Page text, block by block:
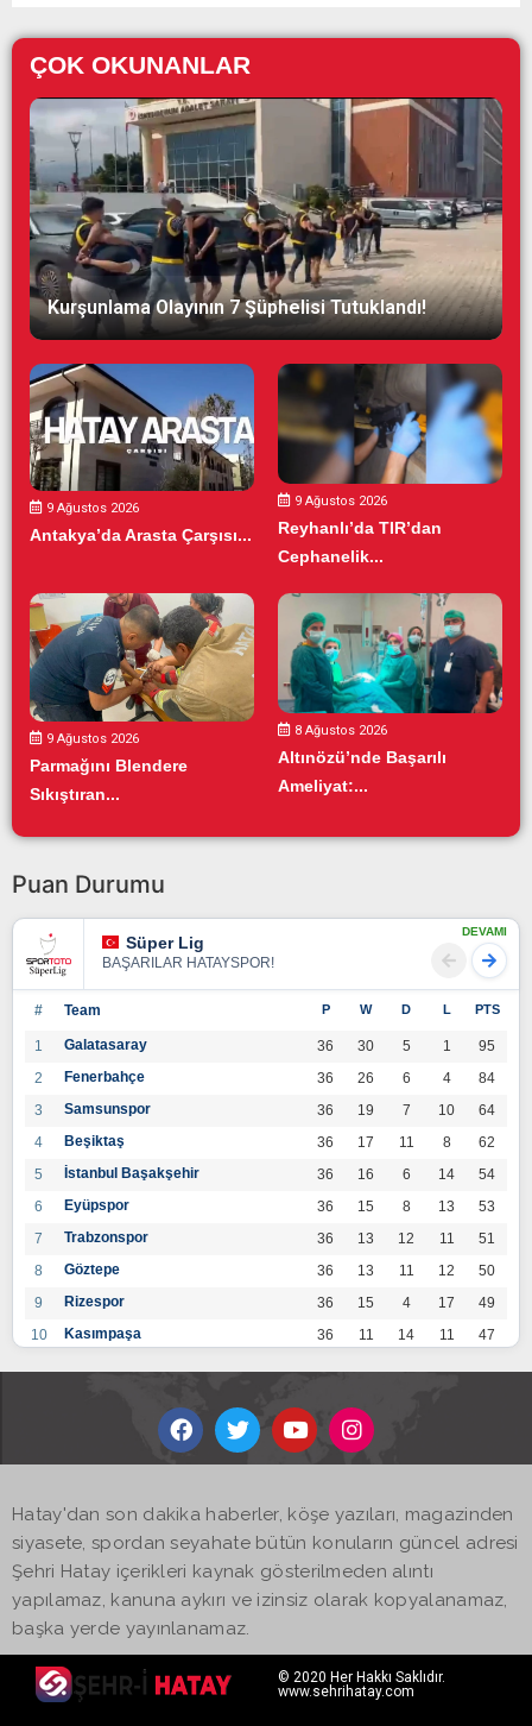
ÇOK OKUNANLAR
Kurşunlama Olayının 7 Şüphelisi Tutuklandı!
9 Ağustos 2026
Antakya’da Arasta Çarşısı...
9 Ağustos 2026
Reyhanlı’da TIR’dan
Cephanelik...
9 Ağustos 2026
Parmağını Blendere
Sıkıştıran...
8 Ağustos 2026
Altınözü’nde Başarılı
Ameliyat:...
Puan Durumu
Süper Lig
BAŞARILAR HATAYSPOR!
DEVAMI
# Team P W D L PTS
1 Galatasaray 36 30 5 1
95
2
Fenerbahçe 36 26 6 4
84
3
Samsunspor 36 19 7 10
64
4
Beşiktaş 36 17 11 8
62
5
İstanbul Başakşehir 36 16 6 14
54
6
Eyüpspor 36 15 8 13
53
7
Trabzonspor 36 13 12 11
51
8
Göztepe 36 13 11 12
50
9
Rizespor 36 15 4 17
49
10
Kasımpaşa 36 11 14 11
47
36 12
14
Kayserispor 36 11 12 13
45
BB Bodrumspor 17
Sivasspor
Hatayspor 36
19
Adana Demirspor
Hatay'dan son dakika haberler, köşe yazıları, magazinden
siyasete, spordan seyahate bütün konuların güncel adresi
Şehri Hatay içerikleri kaynak gösterilmeden alıntı
yapılamaz, kanuna aykırı ve izinsiz olarak kopyalanamaz,
başka yerde yayınlanamaz.
© 2020 Her Hakkı Saklıdır.
www.sehrihatay.com